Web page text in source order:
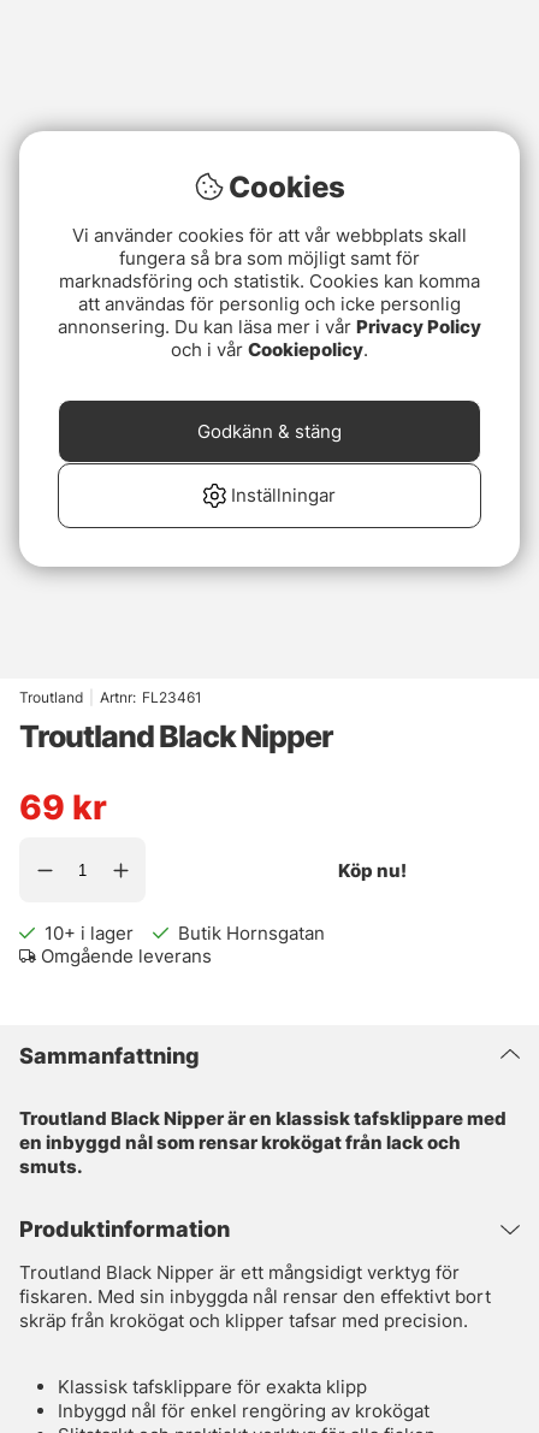
Troutland Artnr: FL23461
Troutland Black Nipper
69 kr
Köp nu!
10+ i lager
Butik Hornsgatan
Omgående leverans
Sammanfattning
Troutland Black Nipper är en klassisk tafsklippare med
en inbyggd nål som rensar krokögat från lack och
smuts.
Produktinformation
Troutland Black Nipper är ett mångsidigt verktyg för
fiskaren. Med sin inbyggda nål rensar den effektivt bort
skräp från krokögat och klipper tafsar med precision.
Klassisk tafsklippare för exakta klipp
Inbyggd nål för enkel rengöring av krokögat
Cookies
Vi använder cookies för att vår webbplats skall
fungera så bra som möjligt samt för
marknadsföring och statistik. Cookies kan komma
att användas för personlig och icke personlig
annonsering. Du kan läsa mer i vår Privacy Policy
och i vår Cookiepolicy.
Inställningar
Godkänn & stäng